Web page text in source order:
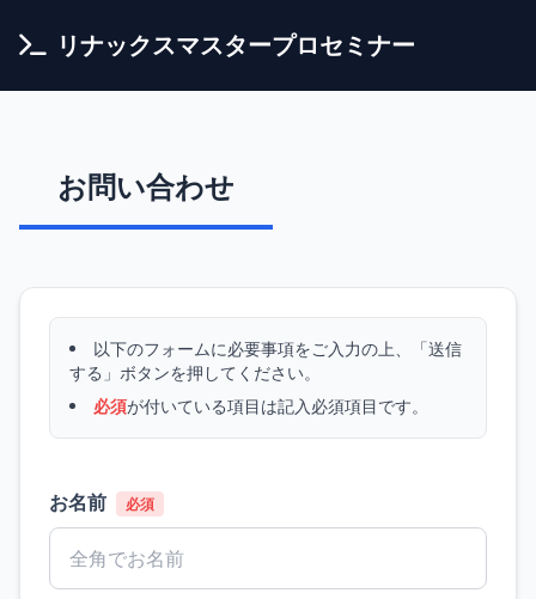
リナックスマスタープロセミナー
お問い合わせ
以下のフォームに必要事項をご入力の上、「送信
する」ボタンを押してください。
必須が付いている項目は記入必須項目です。
お名前 必須